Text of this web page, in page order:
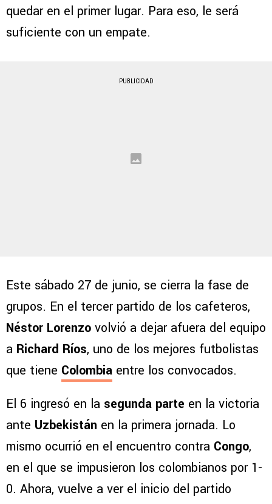
quedar en el primer lugar. Para eso, le será
suficiente con un empate.
PUBLICIDAD
Este sábado 27 de junio, se cierra la fase de
grupos. En el tercer partido de los cafeteros,
Néstor Lorenzo volvió a dejar afuera del equipo
a Richard Ríos, uno de los mejores futbolistas
que tiene Colombia entre los convocados.
El 6 ingresó en la segunda parte en la victoria
ante Uzbekistán en la primera jornada. Lo
mismo ocurrió en el encuentro contra Congo,
en el que se impusieron los colombianos por 1-
0. Ahora, vuelve a ver el inicio del partido